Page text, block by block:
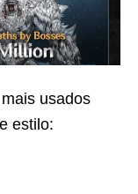
usados
estilo: